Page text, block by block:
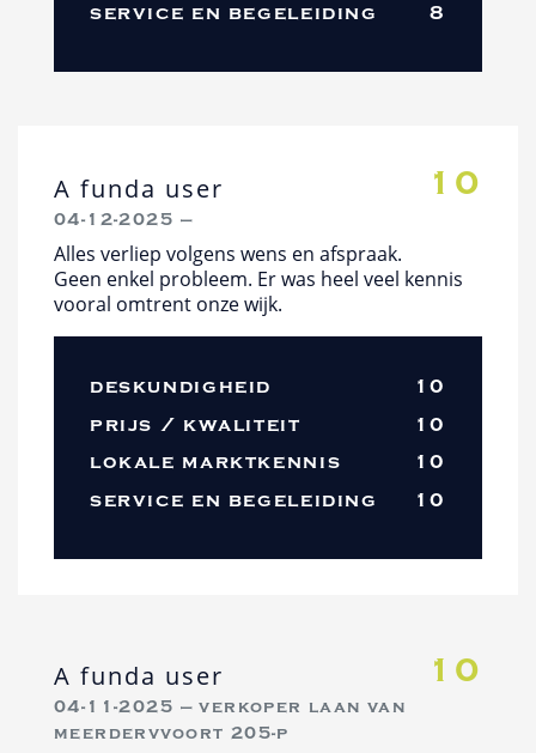
service en begeleiding
8
A funda user 10
04-12-2025 —
Alles verliep volgens wens en afspraak.
Geen enkel probleem. Er was heel veel kennis
vooral omtrent onze wijk.
deskundigheid
10
prijs / kwaliteit
10
lokale marktkennis
10
service en begeleiding
10
A funda user 10
04-11-2025 — verkoper laan van
meerdervvoort 205-p